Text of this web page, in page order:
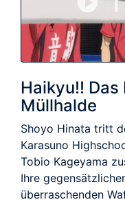
Haikyu!!
Müllhalde
Shoyo Hinata tritt
Karasuno
Tobio Kageyama
Ihre
überraschenden